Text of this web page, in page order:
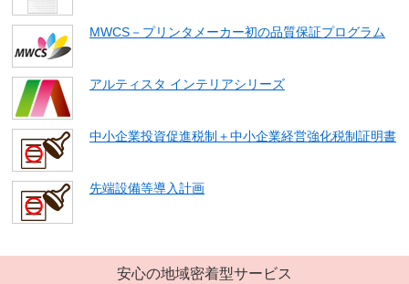
MWCS－プリンタメーカー初の品質保証プログラム
アルティスタ インテリアシリーズ
中小企業投資促進税制＋中小企業経営強化税制証明書
先端設備等導入計画
安心の地域密着型サービス